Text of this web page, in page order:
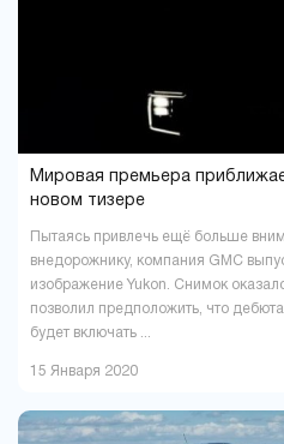
Мировая премьера
новом тизере
Пытаясь привлечь ещё больше
внедорожнику, компания GMC
изображение Yukon. Снимок
позволил предположить, что
будет включать ...
15 Января 2020